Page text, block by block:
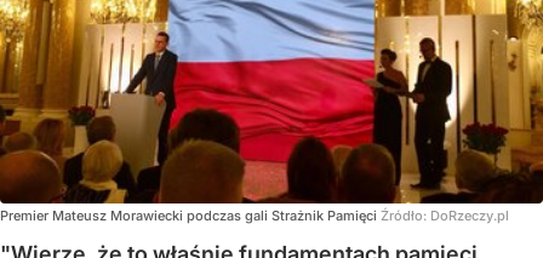
Premier Mateusz Morawiecki podczas gali Strażnik Pamięci Źródło: DoRzeczy.pl